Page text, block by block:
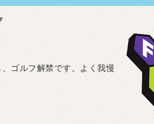
ゴルフ解禁です。よく我慢